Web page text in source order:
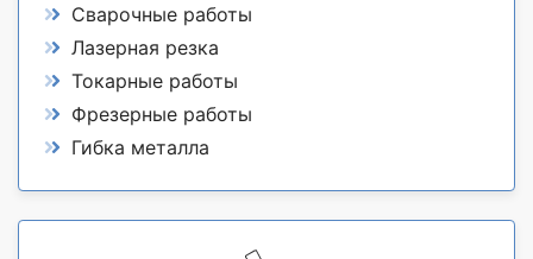
Сварочные работы
Лазерная резка
Токарные работы
Фрезерные работы
Гибка металла